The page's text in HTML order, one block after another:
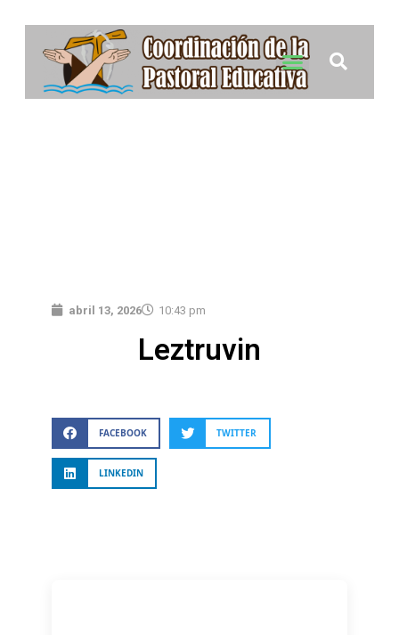
abril 13, 2026 10:43 pm
Leztruvin
FACEBOOK TWITTER
LINKEDIN